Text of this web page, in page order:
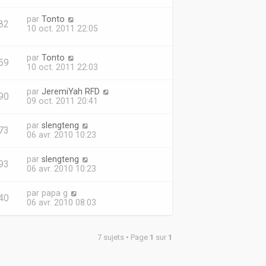
par Tonto
10 oct. 2011 22:05
par Tonto
10 oct. 2011 22:03
par JeremiYah RFD
09 oct. 2011 20:41
par slengteng
06 avr. 2010 10:23
par slengteng
06 avr. 2010 10:23
par papa g
06 avr. 2010 08:03
7 sujets • Page 1 sur 1